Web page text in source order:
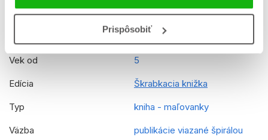
Prispôsobiť
Prekladateľ Miroslav Filipec
8594155758708
Vek od 5
Edícia Škrabkacia knižka
Typ kniha - maľovanky
Väzba publikácie viazané špirálou